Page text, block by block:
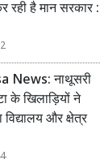
है मान सरकार :
News: नाथूसरी
के खिलाड़ियों ने
विद्यालय और क्षेत्र